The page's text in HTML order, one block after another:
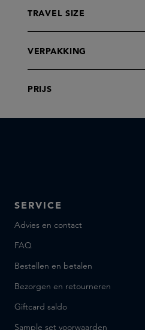
TRAVEL SIZE
VERPAKKING
PRIJS
SERVICE
Advies en contact
FAQ
Bestellen en betalen
Bezorgen en retourneren
Giftcard saldo
Sample set voorwaarden